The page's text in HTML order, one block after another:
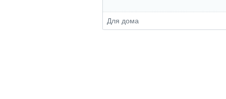
Для дома